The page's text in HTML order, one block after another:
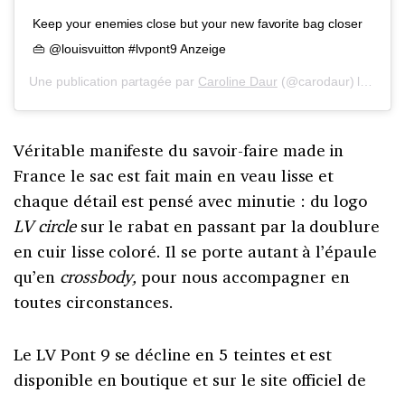
Keep your enemies close but your new favorite bag closer
👜 @louisvuitton #lvpont9 Anzeige
Une publication partagée par Caroline Daur (@carodaur) le
Véritable manifeste du savoir-faire made in
France le sac est fait main en veau lisse et
chaque détail est pensé avec minutie : du logo
LV circlesur le rabat en passant par la doublure
en cuir lisse coloré. Il se porte autant à l’épaule
qu’en crossbody,pour nous accompagner en
toutes circonstances.
Le LV Pont 9 se décline en 5 teintes et est
disponible en boutique et sur le site officiel de